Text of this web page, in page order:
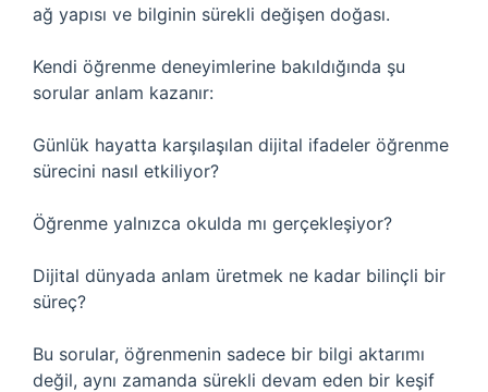
ağ yapısı ve bilginin sürekli değişen doğası.
Kendi öğrenme deneyimlerine bakıldığında şu
sorular anlam kazanır:
Günlük hayatta karşılaşılan dijital ifadeler öğrenme
sürecini nasıl etkiliyor?
Öğrenme yalnızca okulda mı gerçekleşiyor?
Dijital dünyada anlam üretmek ne kadar bilinçli bir
süreç?
Bu sorular, öğrenmenin sadece bir bilgi aktarımı
değil, aynı zamanda sürekli devam eden bir keşif